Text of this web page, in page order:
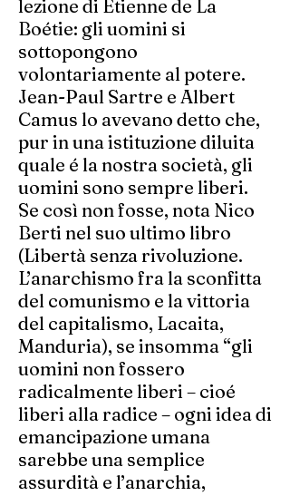
lezione di Etienne de La
Boétie: gli uomini si
sottopongono
volontariamente al potere.
Jean-Paul Sartre e Albert
Camus lo avevano detto che,
pur in una istituzione diluita
quale é la nostra società, gli
uomini sono sempre liberi.
Se così non fosse, nota Nico
Berti nel suo ultimo libro
(Libertà senza rivoluzione.
L’anarchismo fra la sconfitta
del comunismo e la vittoria
del capitalismo, Lacaita,
Manduria), se insomma “gli
uomini non fossero
radicalmente liberi – cioé
liberi alla radice – ogni idea di
emancipazione umana
sarebbe una semplice
assurdità e l’anarchia,